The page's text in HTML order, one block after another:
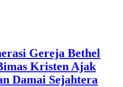
Gereja Bethel
Kristen Ajak
Damai Sejahtera